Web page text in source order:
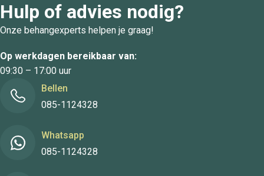
Hulp of advies nodig?
Onze behangexperts helpen je graag!
Op werkdagen bereikbaar van:
09:30 – 17:00 uur
Bellen
085-1124328
Whatsapp
085-1124328